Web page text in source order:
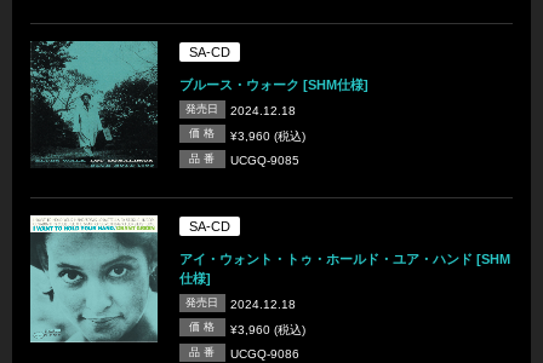
SA-CD
ブルース・ウォーク [SHM仕様]
発売日 2024.12.18
価 格 ¥3,960 (税込)
品 番 UCGQ-9085
SA-CD
アイ・ウォント・トゥ・ホールド・ユア・ハンド [SHM
仕様]
発売日 2024.12.18
価 格 ¥3,960 (税込)
品 番 UCGQ-9086